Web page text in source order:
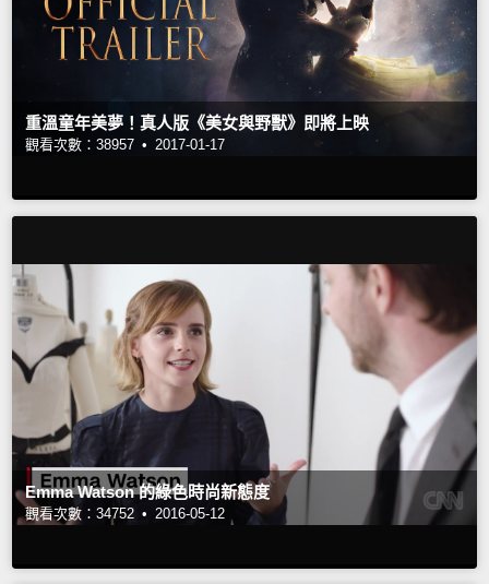
重溫童年美夢！真人版《美女與野獸》即將上映
觀看次數：38957 • 2017-01-17
Emma Watson 的綠色時尚新態度
觀看次數：34752 • 2016-05-12